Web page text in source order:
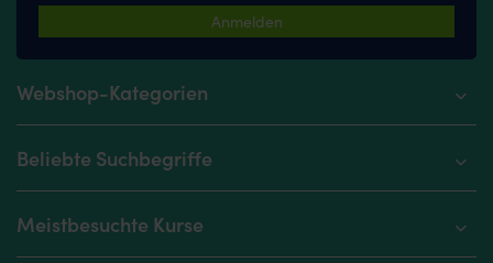
Anmelden
Webshop-Kategorien
Beliebte Suchbegriffe
Meistbesuchte Kurse